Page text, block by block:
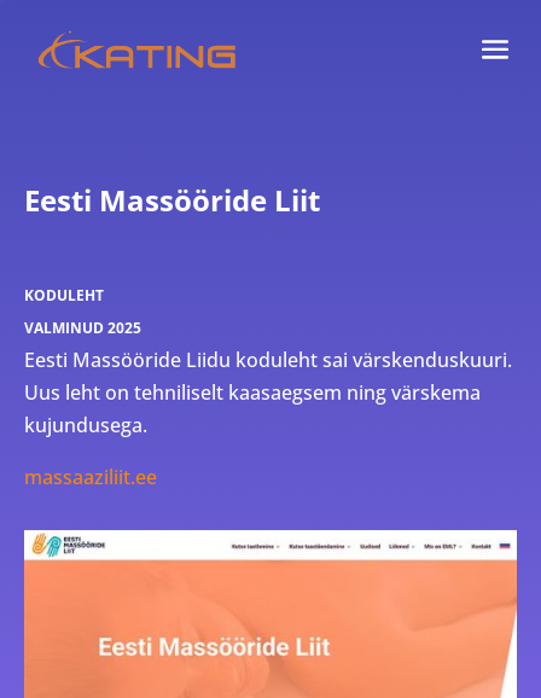
Eesti Massööride Liit
KODULEHT
VALMINUD 2025
Eesti Massööride Liidu koduleht sai värskenduskuuri.
Uus leht on tehniliselt kaasaegsem ning värskema
kujundusega.
massaaziliit.ee